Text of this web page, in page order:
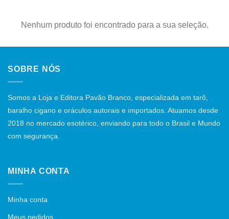
Nenhum produto foi encontrado para a sua seleção.
SOBRE NÓS
Somos a Loja e Editora Pavão Branco, especializada em tarô,
baralho cigano e oráculos autorais e importados. Atuamos desde
2018 no mercado esotérico, enviando para todo o Brasil e Mundo
com segurança.
MINHA CONTA
Minha conta
Meus pedidos